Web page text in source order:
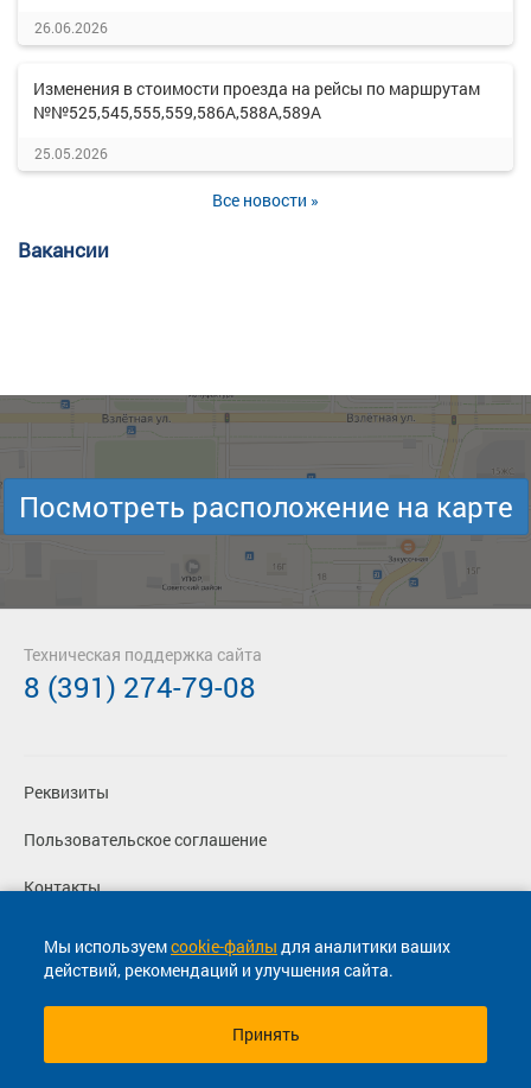
26.06.2026
Изменения в стоимости проезда на рейсы по маршрутам
№№525,545,555,559,586А,588А,589А
25.05.2026
Все новости »
Вакансии
Мы используемcookie-файлы для аналитики ваших
действий, рекомендаций и улучшения сайта.
Принять
Посмотреть расположение на карте
Реквизиты
Пользовательское соглашение
Контакты
Политика конфиденциальности
Перевозчикам
Техническая поддержка сайта
8 (391) 274-79-08
© 2013-2026, ООО "Капитал"- Онлайн сервис продажи